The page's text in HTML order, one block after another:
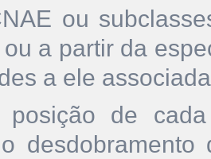
ou
a partir da
a ele
posição de